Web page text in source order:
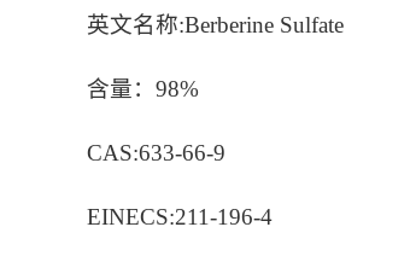
英文名称:Berberine Sulfate
含量：98%
CAS:633-66-9
EINECS:211-196-4